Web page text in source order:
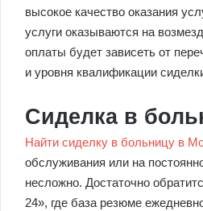
высокое качество оказания
услуги оказываются на
оплаты будет зависеть от
и уровня квалификации
Сиделка в
Найти сиделку в больницу в
обслуживания или на
несложно. Достаточно
24», где база резюме